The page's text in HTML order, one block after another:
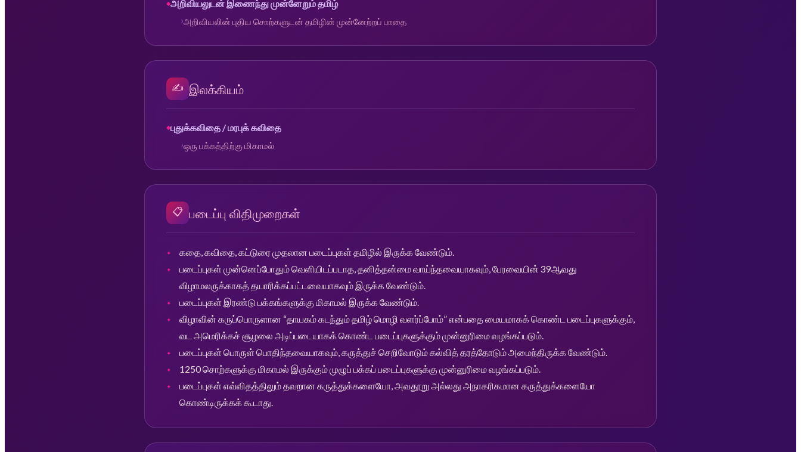
அறிவியலுடன் இணைந்து முன்னேறும் தமிழ்
அறிவியலின் புதிய சொற்களுடன் தமிழின் முன்னேற்றப் பாதை
✍️ இலக்கியம்
புதுக்கவிதை / மரபுக் கவிதை
ஒரு பக்கத்திற்கு மிகாமல்
📋 படைப்பு விதிமுறைகள்
கதை, கவிதை, கட்டுரை முதலான படைப்புகள் தமிழில் இருக்க வேண்டும்.
படைப்புகள் முன்னெப்போதும் வெளியிடப்படாத, தனித்தன்மை வாய்ந்தவையாகவும், பேரவையின் 39ஆவது
விழாமலருக்காகத் தயாரிக்கப்பட்டவையாகவும் இருக்க வேண்டும்.
படைப்புகள் இரண்டு பக்கங்களுக்கு மிகாமல் இருக்க வேண்டும்.
விழாவின் கருப்பொருளான “தாயகம் கடந்தும் தமிழ் மொழி வளர்ப்போம்” என்பதை மையமாகக் கொண்ட படைப்புகளுக்கும்,
வட அமெரிக்கச் சூழலை அடிப்படையாகக் கொண்ட படைப்புகளுக்கும் முன்னுரிமை வழங்கப்படும்.
படைப்புகள் பொருள் பொதிந்தவையாகவும், கருத்துச் செறிவோடும் கல்வித் தரத்தோடும் அமைந்திருக்க வேண்டும்.
1250 சொற்களுக்கு மிகாமல் இருக்கும் முழுப் பக்கப் படைப்புகளுக்கு முன்னுரிமை வழங்கப்படும்.
படைப்புகள் எவ்விதத்திலும் தவறான கருத்துக்களையோ, அவதூறு அல்லது அநாகரிகமான கருத்துக்களையோ
கொண்டிருக்கக் கூடாது.